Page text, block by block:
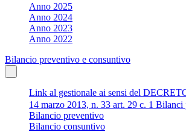
Anno 2025
Anno 2024
Anno 2023
Anno 2022
Bilancio preventivo e consuntivo
Link al gestionale ai sensi del
14 marzo 2013, n. 33 art. 29 c. 1 Bilanci
Bilancio preventivo
Bilancio consuntivo